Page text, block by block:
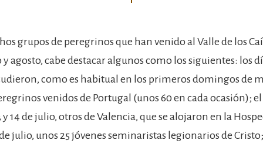
grupos de peregrinos que han venido al Valle de los
y agosto, cabe destacar algunos como los siguientes: los
como es habitual en los primeros domingos de
venidos de Portugal (unos 60 en cada ocasión);
y 14 de julio, otros de Valencia, que se alojaron en la
julio, unos 25 jóvenes seminaristas legionarios de